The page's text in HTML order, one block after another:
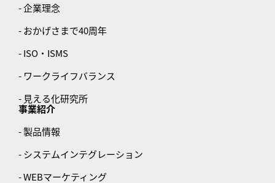
- 企業理念
- おかげさまで40周年
- ISO・ISMS
- ワークライフバランス
- 見える化研究所
事業紹介
- 製品情報
- システムインテグレーション
- WEBマーケティング